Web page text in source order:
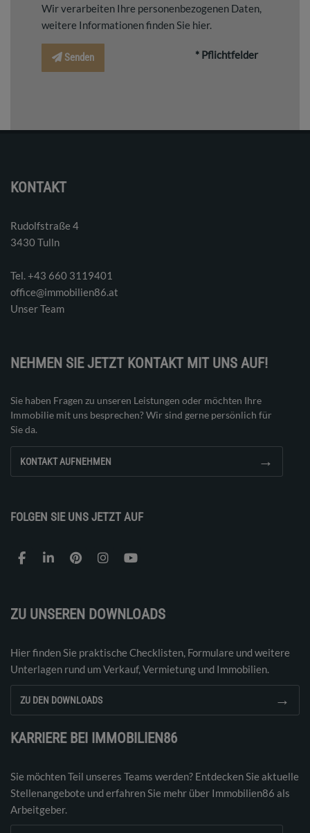
Wir verarbeiten Ihre personenbezogenen Daten,
weitere Informationen finden Sie hier.
Senden * Pflichtfelder
KONTAKT
Rudolfstraße 4
3430 Tulln
Tel. ‭+43 660 3119401‬
office@immobilien86.at
Unser Team
NEHMEN SIE JETZT KONTAKT MIT UNS AUF!
Sie haben Fragen zu unseren Leistungen oder möchten Ihre
Immobilie mit uns besprechen? Wir sind gerne persönlich für
Sie da.
KONTAKT AUFNEHMEN →
FOLGEN SIE UNS JETZT AUF
ZU UNSEREN DOWNLOADS
Hier finden Sie praktische Checklisten, Formulare und weitere
Unterlagen rund um Verkauf, Vermietung und Immobilien.
ZU DEN DOWNLOADS →
KARRIERE BEI IMMOBILIEN86
Sie möchten Teil unseres Teams werden? Entdecken Sie aktuelle
Stellenangebote und erfahren Sie mehr über Immobilien86 als
Arbeitgeber.